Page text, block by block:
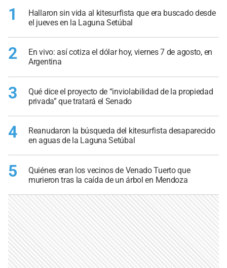
1
Hallaron sin vida al kitesurfista que era buscado desde
el jueves en la Laguna Setúbal
2
En vivo: así cotiza el dólar hoy, viernes 7 de agosto, en
Argentina
3
Qué dice el proyecto de “inviolabilidad de la propiedad
privada” que tratará el Senado
4
Reanudaron la búsqueda del kitesurfista desaparecido
en aguas de la Laguna Setúbal
5
Quiénes eran los vecinos de Venado Tuerto que
murieron tras la caída de un árbol en Mendoza